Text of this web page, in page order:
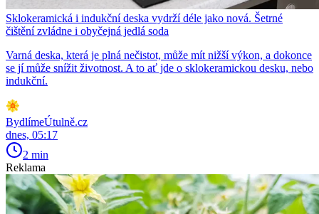
Sklokeramická i indukční deska vydrží déle jako nová. Šetrné
čištění zvládne i obyčejná jedlá soda
Varná deska, která je plná nečistot, může mít nižší výkon, a dokonce
se jí může snížit životnost. A to ať jde o sklokeramickou desku, nebo
indukční.
BydlímeÚtulně.cz
dnes, 05:17
2 min
Reklama